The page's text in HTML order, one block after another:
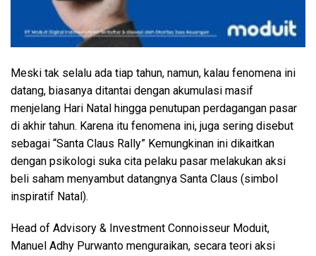
Meski tak selalu ada tiap tahun, namun, kalau fenomena ini
datang, biasanya ditantai dengan akumulasi masif
menjelang Hari Natal hingga penutupan perdagangan pasar
di akhir tahun. Karena itu fenomena ini, juga sering disebut
sebagai “Santa Claus Rally” Kemungkinan ini dikaitkan
dengan psikologi suka cita pelaku pasar melakukan aksi
beli saham menyambut datangnya Santa Claus (simbol
inspiratif Natal).
Head of Advisory & Investment Connoisseur Moduit,
Manuel Adhy Purwanto menguraikan, secara teori aksi